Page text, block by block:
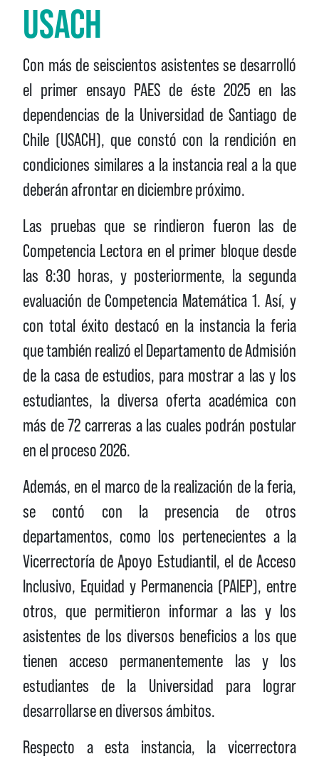
USACH
Con más de seiscientos asistentes se desarrolló
el primer ensayo PAES de éste 2025 en las
dependencias de la Universidad de Santiago de
Chile (USACH), que constó con la rendición en
condiciones similares a la instancia real a la que
deberán afrontar en diciembre próximo.
Las pruebas que se rindieron fueron las de
Competencia Lectora en el primer bloque desde
las 8:30 horas, y posteriormente, la segunda
evaluación de Competencia Matemática 1. Así, y
con total éxito destacó en la instancia la feria
que también realizó el Departamento de Admisión
de la casa de estudios, para mostrar a las y los
estudiantes, la diversa oferta académica con
más de 72 carreras a las cuales podrán postular
en el proceso 2026.
Además, en el marco de la realización de la feria,
se contó con la presencia de otros
departamentos, como los pertenecientes a la
Vicerrectoría de Apoyo Estudiantil, el de Acceso
Inclusivo, Equidad y Permanencia (PAIEP), entre
otros, que permitieron informar a las y los
asistentes de los diversos beneficios a los que
tienen acceso permanentemente las y los
estudiantes de la Universidad para lograr
desarrollarse en diversos ámbitos.
Respecto a esta instancia, la vicerrectora